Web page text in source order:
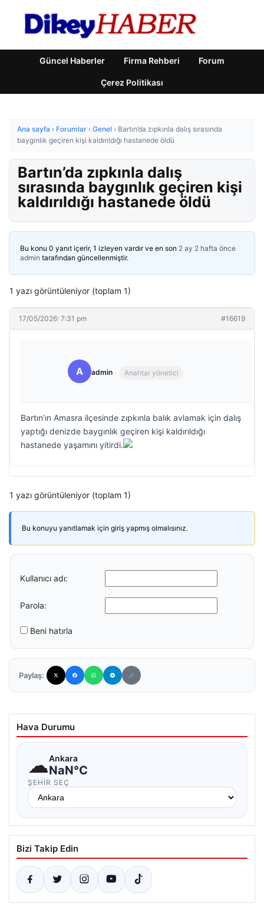
Güncel Haberler Firma Rehberi Forum
Çerez Politikası
Ana sayfa › Forumlar › Genel › Bartın’da zıpkınla dalış sırasında
baygınlık geçiren kişi kaldırıldığı hastanede öldü
Bartın’da zıpkınla dalış
sırasında baygınlık geçiren kişi
kaldırıldığı hastanede öldü
Bu konu 0 yanıt içerir, 1 izleyen vardır ve en son 2 ay 2 hafta önce
admin tarafından güncellenmiştir.
1 yazı görüntüleniyor (toplam 1)
17/05/2026: 7:31 pm #16619
A admin Anahtar yönetici
Bartın’ın Amasra ilçesinde zıpkınla balık avlamak için dalış
yaptığı denizde baygınlık geçiren kişi kaldırıldığı
hastanede yaşamını yitirdi.
1 yazı görüntüleniyor (toplam 1)
Bu konuyu yanıtlamak için giriş yapmış olmalısınız.
Kullanıcı adı:
Parola:
Beni hatırla
Paylaş:
Hava Durumu
☁Ankara
NaN°C
ŞEHIR SEÇ
Bizi Takip Edin